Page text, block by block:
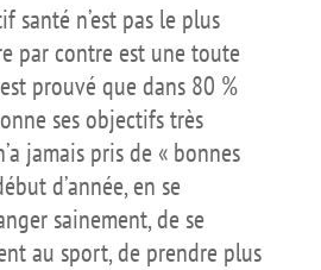
santé n’est pas le plus
par contre est une toute
prouvé que dans 80 %
ses objectifs très
jamais pris de « bonnes
d’année, en se
sainement, de se
au sport, de prendre plus